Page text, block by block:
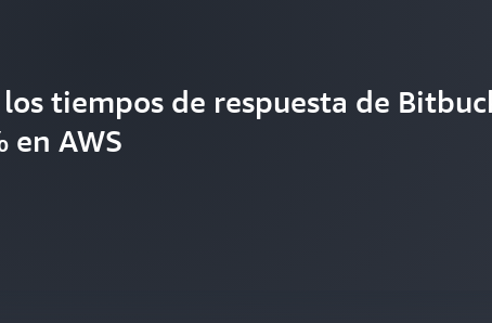
tiempos de respuesta de
en AWS